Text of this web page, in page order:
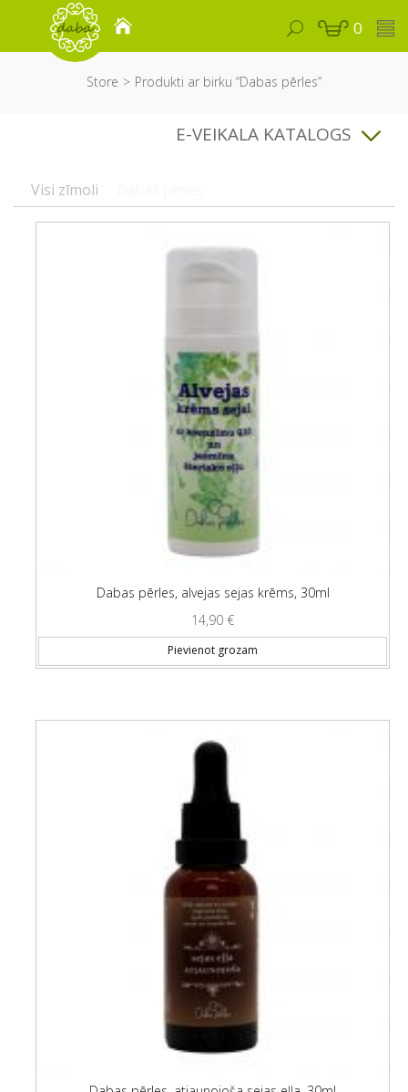
0
Store Produkti ar birku “Dabas pērles”
E-VEIKALA KATALOGS
Visi zīmoli
Dabas pērles, alvejas sejas krēms, 30ml
14,90 €
Pievienot grozam